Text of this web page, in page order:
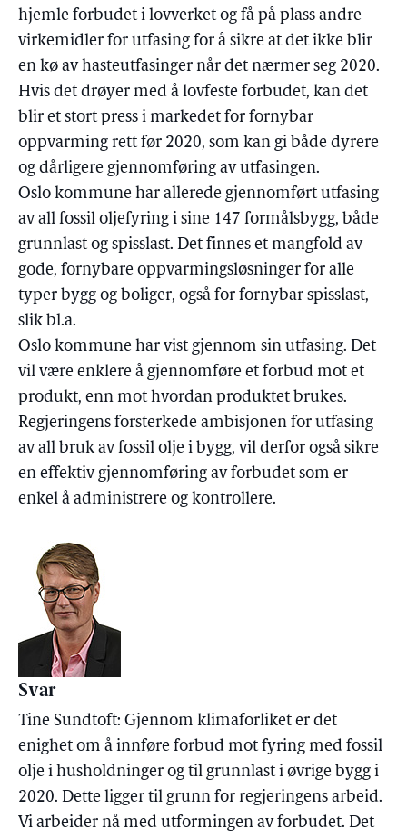
hjemle forbudet i lovverket og få på plass andre
virkemidler for utfasing for å sikre at det ikke blir
en kø av hasteutfasinger når det nærmer seg 2020.
Hvis det drøyer med å lovfeste forbudet, kan det
blir et stort press i markedet for fornybar
oppvarming rett før 2020, som kan gi både dyrere
og dårligere gjennomføring av utfasingen.
Oslo kommune har allerede gjennomført utfasing
av all fossil oljefyring i sine 147 formålsbygg, både
grunnlast og spisslast. Det finnes et mangfold av
gode, fornybare oppvarmingsløsninger for alle
typer bygg og boliger, også for fornybar spisslast,
slik bl.a.
Oslo kommune har vist gjennom sin utfasing. Det
vil være enklere å gjennomføre et forbud mot et
produkt, enn mot hvordan produktet brukes.
Regjeringens forsterkede ambisjonen for utfasing
av all bruk av fossil olje i bygg, vil derfor også sikre
en effektiv gjennomføring av forbudet som er
enkel å administrere og kontrollere.
Svar
Tine Sundtoft: Gjennom klimaforliket er det
enighet om å innføre forbud mot fyring med fossil
olje i husholdninger og til grunnlast i øvrige bygg i
2020. Dette ligger til grunn for regjeringens arbeid.
Vi arbeider nå med utformingen av forbudet. Det